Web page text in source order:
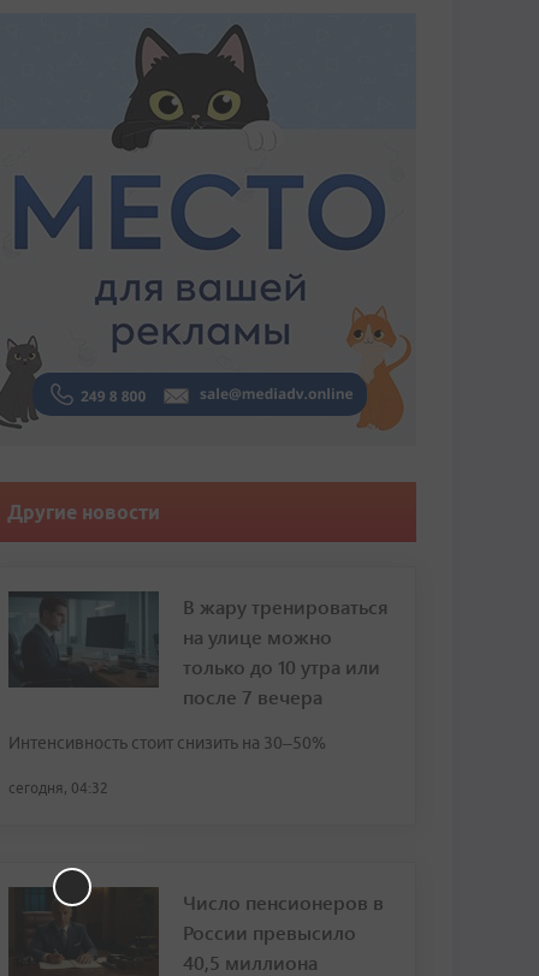
Другие новости
В жару тренироваться
на улице можно
только до 10 утра или
после 7 вечера
Интенсивность стоит снизить на 30–50%
сегодня, 04:32
Число пенсионеров в
России превысило
40,5 миллиона